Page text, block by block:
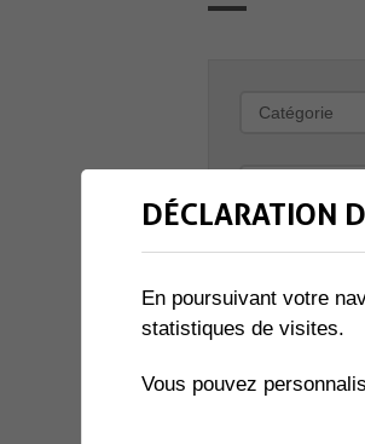
JUSQU'AU
17
DÉCLARATION
En poursuivant votre
statistiques de visites.
Vous pouvez